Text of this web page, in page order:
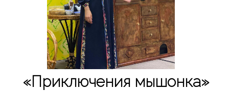
«Приключения мышонка»